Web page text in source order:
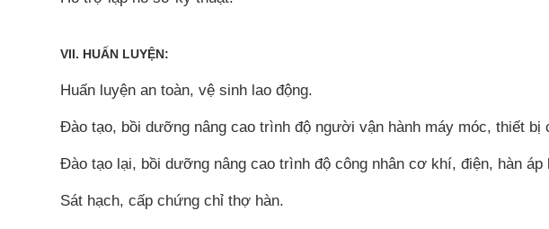
VII. HUẤN LUYỆN:
Huấn luyện an toàn, vệ sinh lao động.
Đào tạo, bồi dưỡng nâng cao trình độ người vận hành máy móc, thiết bị
Đào tạo lại, bồi dưỡng nâng cao trình độ công nhân cơ khí, điện, hàn áp
Sát hạch, cấp chứng chỉ thợ hàn.